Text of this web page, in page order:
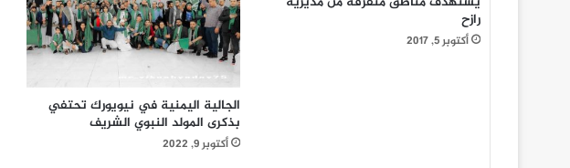
رازح
أكتوبر 5, 2017
الجالية اليمنية في نيويورك تحتفي
بذكرى المولد النبوي الشريف
أكتوبر 9, 2022